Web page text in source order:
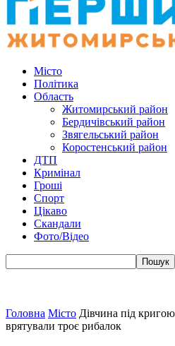
Місто
Політика
Область
Житомирський район
Бердичівський район
Звягельський район
Коростенський район
ДТП
Кримінал
Гроші
Спорт
Цікаво
Скандали
Фото/Відео
Головна Місто Дівчина під
врятували троє рибалок